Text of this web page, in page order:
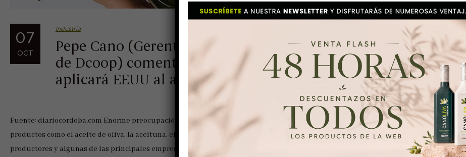
07
OCT
Industria
Pepe Cano (Gerente de Canoliva) y Antonio Luque (Presidente
de Dcoop) comentan las consecuencias de los aranceles que
aplicará EEUU al aceite español.
Fuente: diariocordoba.com Enorme preocupación, pero también gran malestar. La decisión de incrementar los aranceles un 25% a
productos como el aceite de oliva, la aceituna, el jamón o el vino ha generado una gran alarma entre los representantes de los
productores y algunas de las principales empresas que venden sus producciones en Estados Unidos. Y es que Estados Unidos […]